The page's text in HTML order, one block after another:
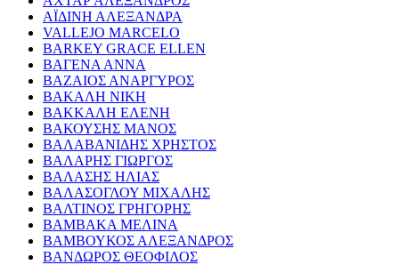
ΑΪΔΙΝΗ ΑΛΕΞΑΝΔΡΑ
VALLEJO MARCELO
BARKEY GRACE ELLEN
ΒΑΓΕΝΑ ΑΝΝΑ
ΒΑΖΑΙΟΣ ΑΝΑΡΓΥΡΟΣ
ΒΑΚΑΛΗ ΝΙΚΗ
ΒΑΚΚΑΛΗ ΕΛΕΝΗ
ΒΑΚΟΥΣΗΣ ΜΑΝΟΣ
ΒΑΛΑΒΑΝΙΔΗΣ ΧΡΗΣΤΟΣ
ΒΑΛΑΡΗΣ ΓΙΩΡΓΟΣ
ΒΑΛΑΣΗΣ ΗΛΙΑΣ
ΒΑΛΑΣΟΓΛΟΥ ΜΙΧΑΛΗΣ
ΒΑΛΤΙΝΟΣ ΓΡΗΓΟΡΗΣ
ΒΑΜΒΑΚΑ ΜΕΛΙΝΑ
ΒΑΜΒΟΥΚΟΣ ΑΛΕΞΑΝΔΡΟΣ
ΒΑΝΔΩΡΟΣ ΘΕΟΦΙΛΟΣ